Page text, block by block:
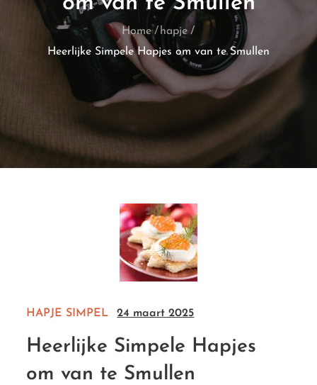
Home
hapje
Heerlijke Simpele Hapjes om van te Smullen
HAPJE SIMPEL 24 maart 2025
Heerlijke Simpele Hapjes
om van te Smullen